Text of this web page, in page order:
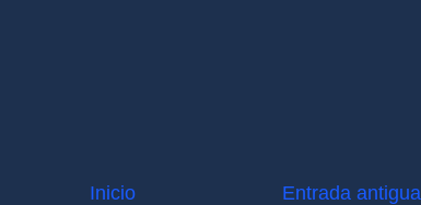
Entrada antigua
Inicio